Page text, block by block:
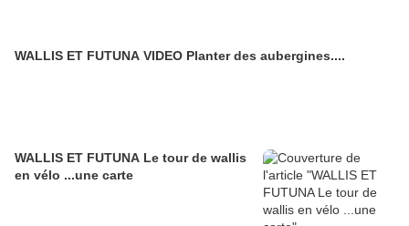
WALLIS ET FUTUNA VIDEO Planter des aubergines....
WALLIS ET FUTUNA Le tour de wallis
en vélo ...une carte